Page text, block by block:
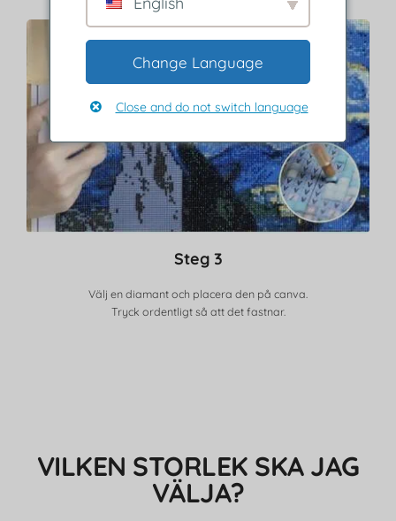
Steg 3
Välj en diamant och placera den på canva.
Tryck ordentligt så att det fastnar.
VILKEN STORLEK SKA JAG
VÄLJA?
Change Language
Close and do not switch language